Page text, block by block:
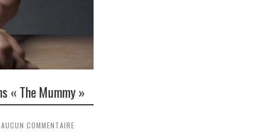
« The Mummy »
AUCUN COMMENTAIRE